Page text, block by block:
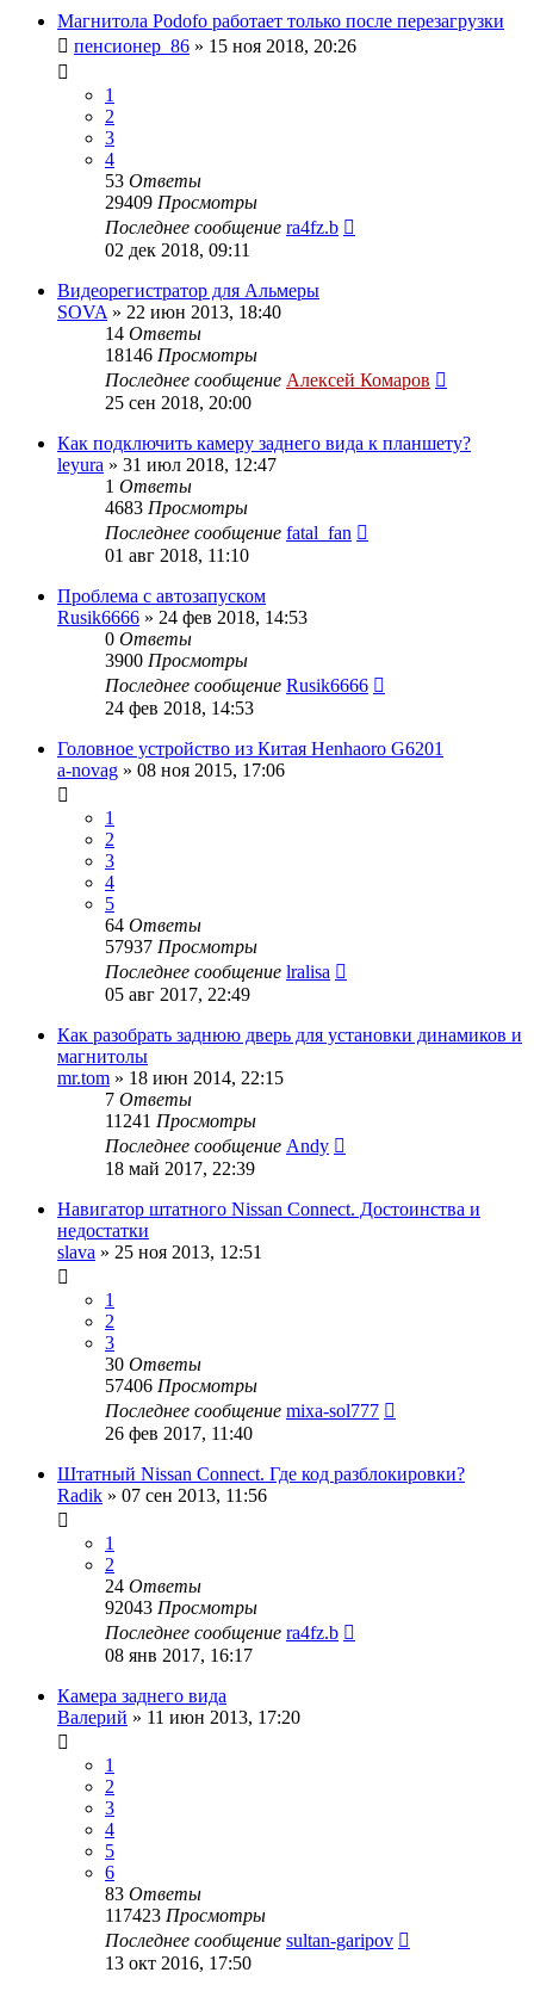
Магнитола Podofo работает только после перезагрузки
пенсионер_86 » 15 ноя 2018, 20:26
1
2
3
4
53 Ответы
29409 Просмотры
Последнее сообщение ra4fz.b
02 дек 2018, 09:11
Видеорегистратор для Альмеры
SOVA » 22 июн 2013, 18:40
14 Ответы
18146 Просмотры
Последнее сообщение Алексей Комаров
25 сен 2018, 20:00
Как подключить камеру заднего вида к планшету?
leyura » 31 июл 2018, 12:47
1 Ответы
4683 Просмотры
Последнее сообщение fatal_fan
01 авг 2018, 11:10
Проблема с автозапуском
Rusik6666 » 24 фев 2018, 14:53
0 Ответы
3900 Просмотры
Последнее сообщение Rusik6666
24 фев 2018, 14:53
Головное устройство из Китая Henhaoro G6201
a-novag » 08 ноя 2015, 17:06
1
2
3
4
5
64 Ответы
57937 Просмотры
Последнее сообщение lralisa
05 авг 2017, 22:49
Как разобрать заднюю дверь для установки динамиков и
магнитолы
mr.tom » 18 июн 2014, 22:15
7 Ответы
11241 Просмотры
Последнее сообщение Andy
18 май 2017, 22:39
Навигатор штатного Nissan Connect. Достоинства и
недостатки
slava » 25 ноя 2013, 12:51
1
2
3
30 Ответы
57406 Просмотры
Последнее сообщение mixa-sol777
26 фев 2017, 11:40
Штатный Nissan Connect. Где код разблокировки?
Radik » 07 сен 2013, 11:56
1
2
24 Ответы
92043 Просмотры
Последнее сообщение ra4fz.b
08 янв 2017, 16:17
Камера заднего вида
Валерий » 11 июн 2013, 17:20
1
2
3
4
5
6
83 Ответы
117423 Просмотры
Последнее сообщение sultan-garipov
13 окт 2016, 17:50